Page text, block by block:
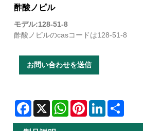
酢酸ノピル
モデル:128-51-8
酢酸ノピルのcasコードは128-51-8
お問い合わせを送信
Facebook
X WhatsAppPinterestLinkedIn